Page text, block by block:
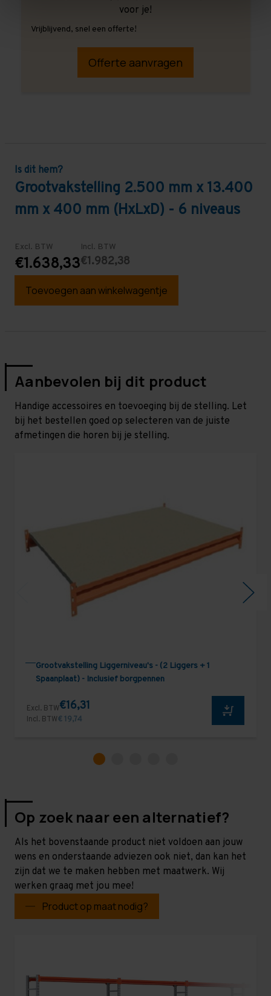
voor je!
Vrijblijvend, snel een offerte!
Offerte aanvragen
Is dit hem?
Grootvakstelling 2.500 mm x 13.400
mm x 400 mm (HxLxD) - 6 niveaus
Excl. BTW
€1.638,33
Incl. BTW
€1.982,38
Toevoegen aan winkelwagentje
Aanbevolen bij dit product
Handige accessoires en toevoeging bij de stelling. Let
bij het bestellen goed op selecteren van de juiste
afmetingen die horen bij je stelling.
Grootvakstelling Liggerniveau's - (2 Liggers + 1
Spaanplaat) - Inclusief borgpennen
Excl. BTW€16,31
Incl. BTW€ 19,74
Op zoek naar een alternatief?
Als het bovenstaande product niet voldoen aan jouw
wens en onderstaande adviezen ook niet, dan kan het
zijn dat we te maken hebben met maatwerk. Wij
werken graag met jou mee!
Product op maat nodig?